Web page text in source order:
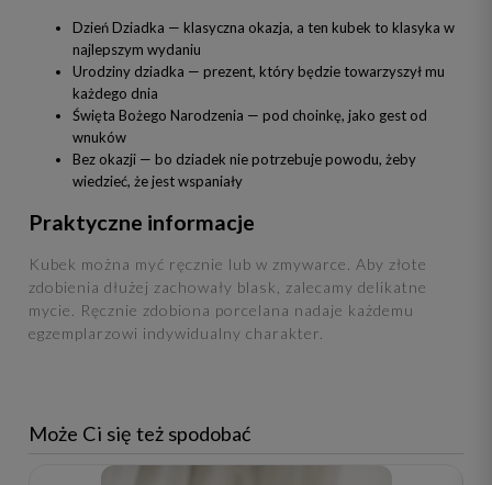
Dzień Dziadka — klasyczna okazja, a ten kubek to klasyka w
najlepszym wydaniu
Urodziny dziadka — prezent, który będzie towarzyszył mu
każdego dnia
Święta Bożego Narodzenia — pod choinkę, jako gest od
wnuków
Bez okazji — bo dziadek nie potrzebuje powodu, żeby
wiedzieć, że jest wspaniały
Praktyczne informacje
Kubek można myć ręcznie lub w zmywarce. Aby złote
zdobienia dłużej zachowały blask, zalecamy delikatne
mycie. Ręcznie zdobiona porcelana nadaje każdemu
egzemplarzowi indywidualny charakter.
Może Ci się też spodobać